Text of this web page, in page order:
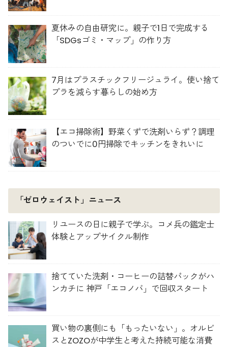
夏休みの自由研究に。親子で1日で完成する
「SDGsゴミ・マップ」の作り方
7月はプラスチックフリージュライ。使い捨て
プラを減らす暮らしの始め方
【エコ掃除術】野菜くずで洗剤いらず？調理
のついでに0円掃除でキッチンをきれいに
「ゼロウェイスト」ニュース
リユースの日に親子で学ぶ。コメ兵の鑑定士
体験とアップサイクル制作
捨てていた洗剤・コーヒーの詰替パックがハ
ンカチに 神戸「エコノバ」で回収スタート
買い物の裏側にも「もったいない」。オルビ
スとZOZOが中学生と考えた持続可能な消費